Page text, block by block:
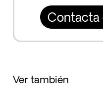
Contacta
Ver también